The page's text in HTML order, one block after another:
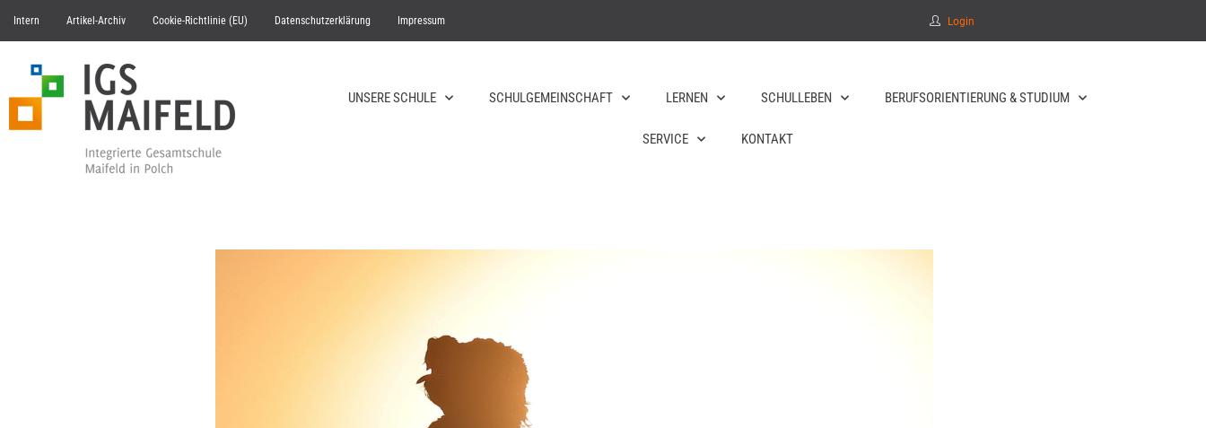
Intern Artikel-Archiv Cookie-Richtlinie (EU) Datenschutzerklärung Impressum Login
UNSERE SCHULE SCHULGEMEINSCHAFT LERNEN SCHULLEBEN BERUFSORIENTIERUNG & STUDIUM
SERVICE KONTAKT